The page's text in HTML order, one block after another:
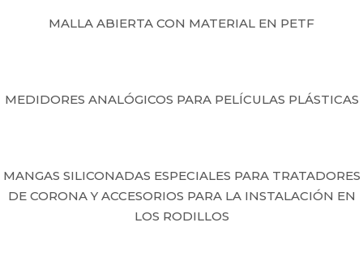
MALLA ABIERTA CON MATERIAL EN PETF
MEDIDORES ANALÓGICOS PARA PELÍCULAS PLÁSTICAS
MANGAS SILICONADAS ESPECIALES PARA TRATADORES
DE CORONA Y ACCESORIOS PARA LA INSTALACIÓN EN
LOS RODILLOS